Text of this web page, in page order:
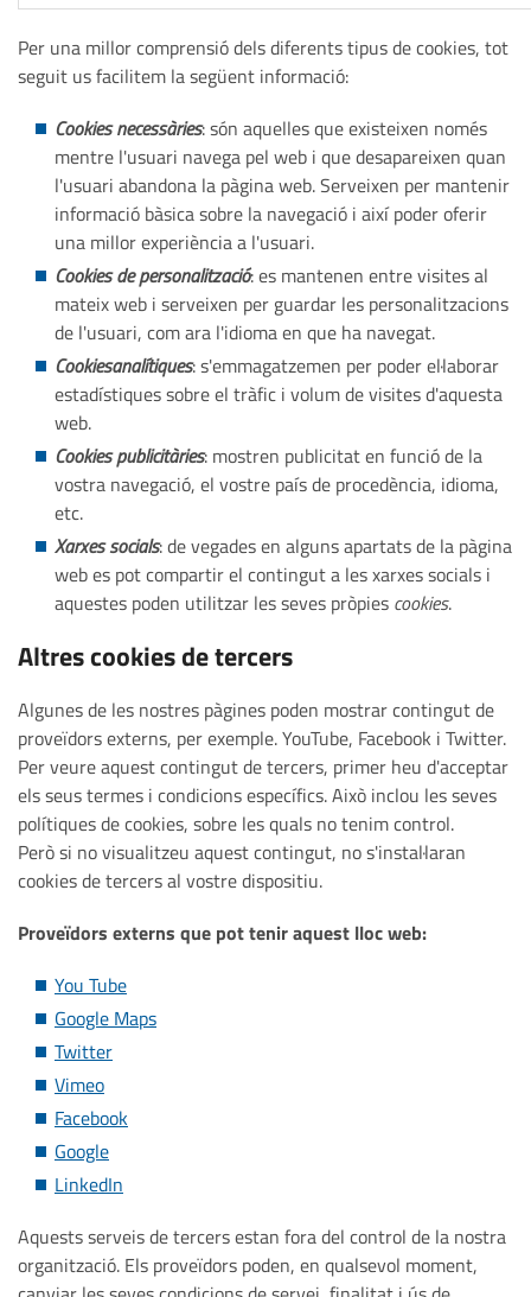
Per una millor comprensió dels diferents tipus de cookies, tot
seguit us facilitem la següent informació:
Cookies necessàries: són aquelles que existeixen només
mentre l'usuari navega pel web i que desapareixen quan
l'usuari abandona la pàgina web. Serveixen per mantenir
informació bàsica sobre la navegació i així poder oferir
una millor experiència a l'usuari.
Cookies de personalització: es mantenen entre visites al
mateix web i serveixen per guardar les personalitzacions
de l'usuari, com ara l'idioma en que ha navegat.
Cookiesanalítiques: s'emmagatzemen per poder el·laborar
estadístiques sobre el tràfic i volum de visites d'aquesta
web.
Cookies publicitàries: mostren publicitat en funció de la
vostra navegació, el vostre país de procedència, idioma,
etc.
Xarxessocials: de vegades en alguns apartats de la pàgina
web es pot compartir el contingut a les xarxes socials i
aquestes poden utilitzar les seves pròpies cookies.
Altres cookies de tercers
Algunes de les nostres pàgines poden mostrar contingut de
proveïdors externs, per exemple. YouTube, Facebook i Twitter.
Per veure aquest contingut de tercers, primer heu d'acceptar
els seus termes i condicions específics. Això inclou les seves
polítiques de cookies, sobre les quals no tenim control.
Però si no visualitzeu aquest contingut, no s'instal·laran
cookies de tercers al vostre dispositiu.
Proveïdors externs que pot tenir aquest lloc web:
You Tube
Google Maps
Twitter
Vimeo
Facebook
Google
LinkedIn
Aquests serveis de tercers estan fora del control de la nostra
organització. Els proveïdors poden, en qualsevol moment,